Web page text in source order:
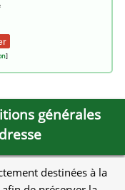
]
générales
destinées à la